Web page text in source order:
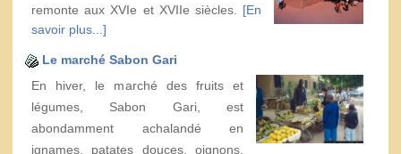
remonte aux XVIe et XVIIe siècles. [En
savoir plus...]
Le marché Sabon Gari
En hiver, le marché des fruits et
légumes, Sabon Gari, est
abondamment achalandé en
ignames, patates douces, oignons,